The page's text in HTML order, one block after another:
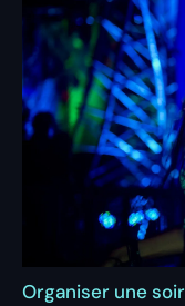
Organiser une